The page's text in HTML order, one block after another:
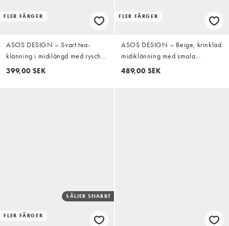
FLER FÄRGER
ASOS DESIGN – Svart tea-
klänning i midilängd med rysch
framtill
399,00 SEK
FLER FÄRGER
ASOS DESIGN – Beige, krinklad
midiklänning med smala
axelband, knytning baktill och
489,00 SEK
FLER FÄRGER
SÄLJER SNABBT